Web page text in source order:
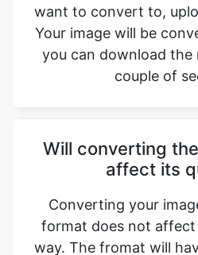
couple of
Will converting
format does not
way. The fromat will
as it did in the original
images with perfect
compression. Our